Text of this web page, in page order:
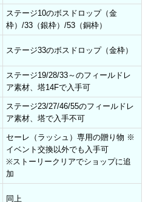
ステージ10のボスドロップ（金
枠）/33（銀枠）/53（銅枠）
ステージ33のボスドロップ（金枠）
ステージ19/28/33～のフィールドレ
ア素材、塔14Fで入手可
ステージ23/27/46/55のフィールドレ
ア素材、塔で入手不可
セーレ（ラッシュ）専用の贈り物 ※
イベント交換以外でも入手可
※ストーリークリアでショップに追
加
同上